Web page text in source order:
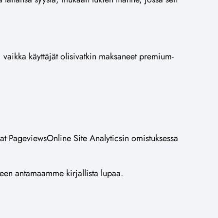
käyttäjät olisivatkin maksaneet premium-
PageviewsOnline Site Analyticsin omistuksessa
antamaamme kirjallista lupaa.